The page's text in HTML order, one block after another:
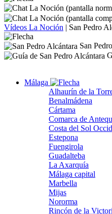
Vídeos La Noción | San Pedro
San
Málaga
Alhaurín de la
Benalmádena
Cártama
Comarca de
Costa del Sol
Estepona
Fuengirola
Guadalteba
La Axarquía
Málaga capital
Marbella
Mijas
Nororma
Rincón de la